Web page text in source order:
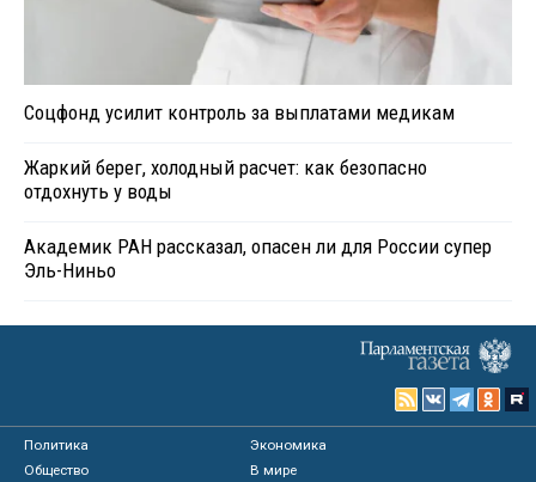
Соцфонд усилит контроль за выплатами медикам
Жаркий берег, холодный расчет: как безопасно
отдохнуть у воды
Академик РАН рассказал, опасен ли для России супер
Эль-Ниньо
Политика
Экономика
Общество
В мире